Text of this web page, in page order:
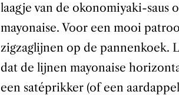
laagje van de okonomiyaki-saus
mayonaise. Voor een mooi
zigzaglijnen op de pannenkoek.
dat de lijnen mayonaise
een satéprikker (of een